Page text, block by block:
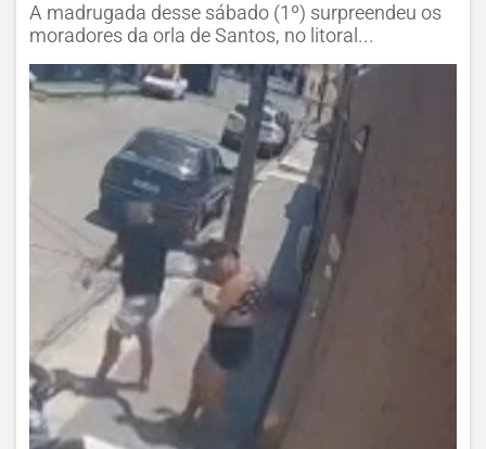
A madrugada desse sábado (1º) surpreendeu os
moradores da orla de Santos, no litoral...